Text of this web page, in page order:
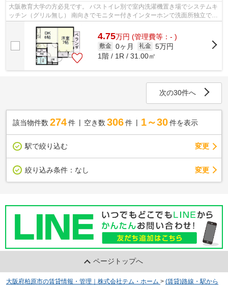
大阪教育大学の方必見です。 バストイレ別で室内洗濯機置き場でシステムキ
ッチン（グリル無し） 南向きでモニター付きインターホンで洗面所独立で洗
4.75万円 (管理費等：- )
敷金 0ヶ月 礼金 5万円
1階 / 1R / 31.00㎡
次の30件へ
該当物件数 274件 空き数 306 件 1～30 件を表示
駅で絞り込む 変更
絞り込み条件： なし 変更
ページトップへ
大阪府柏原市の賃貸情報・管理｜株式会社テム・ホーム > (賃貸)路線・駅から